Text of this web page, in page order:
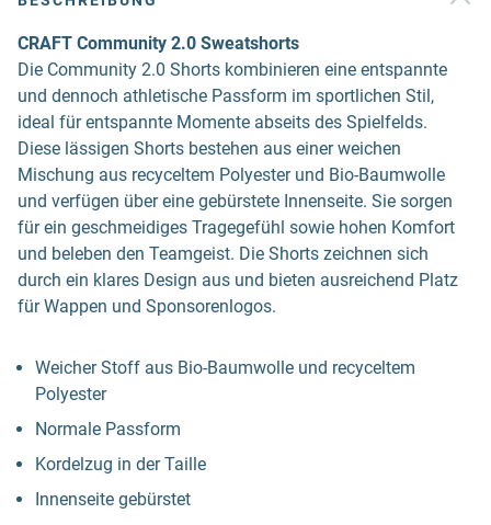
CRAFT Community 2.0 Sweatshorts
Die Community 2.0 Shorts kombinieren eine entspannte
und dennoch athletische Passform im sportlichen Stil,
ideal für entspannte Momente abseits des Spielfelds.
Diese lässigen Shorts bestehen aus einer weichen
Mischung aus recyceltem Polyester und Bio-Baumwolle
und verfügen über eine gebürstete Innenseite. Sie sorgen
für ein geschmeidiges Tragegefühl sowie hohen Komfort
und beleben den Teamgeist. Die Shorts zeichnen sich
durch ein klares Design aus und bieten ausreichend Platz
für Wappen und Sponsorenlogos.
Weicher Stoff aus Bio-Baumwolle und recyceltem
Polyester
Normale Passform
Kordelzug in der Taille
Innenseite gebürstet